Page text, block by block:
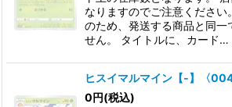
なりますのでご注意ください
のため、発送する商品と同一
せん。 タイトルに、カード…
ヒスイマルマイン【-】〈
0円(税込)